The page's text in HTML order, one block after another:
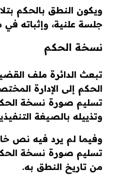
ويكون النطق بالحكم
جلسة علنية، وإثباته
نسخة الحكم
تبعث الدائرة ملف
الحكم إلى الإدارة
تسليم صورة نسخة
وتذييله بالصيغة
وفيما لم يرد فيه نص
تسليم صورة نسخة
من تاريخ النطق به.